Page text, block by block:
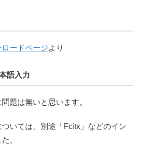
ロードページより
語入力
題は無いと思います。
いては、別途「Fcitx」などのイン
。